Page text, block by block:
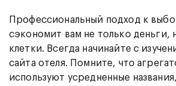
Профессиональный подход к
сэкономит вам не только деньги,
клетки. Всегда начинайте с
сайта отеля. Помните, что
используют усредненные